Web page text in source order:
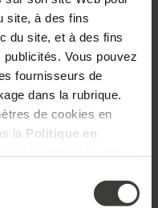
site, à des fins
du site, et à des fins
Vous pouvez
fournisseurs de
dans la rubrique.
de cookies en
la Politique en
la
Politique de
d’étanchéité utilisés en
leur élasticité malgré le
la jonction entre le cadre
reste propre, rapide et
l’hiver.